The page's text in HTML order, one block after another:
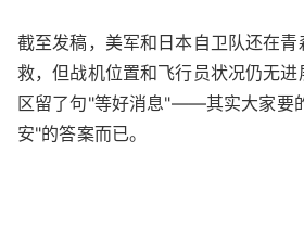
截至发稿，美军和日本自卫队还在
救，但战机位置和飞行员状况仍无
区留了句"等好消息"——其实大家要
安"的答案而已。